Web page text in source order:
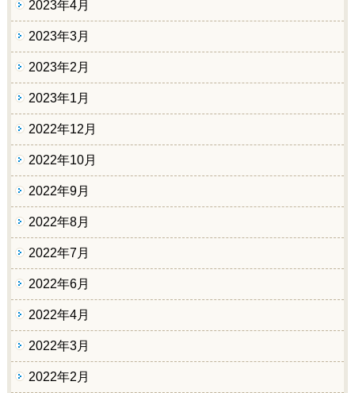
2023年4月
2023年3月
2023年2月
2023年1月
2022年12月
2022年10月
2022年9月
2022年8月
2022年7月
2022年6月
2022年4月
2022年3月
2022年2月